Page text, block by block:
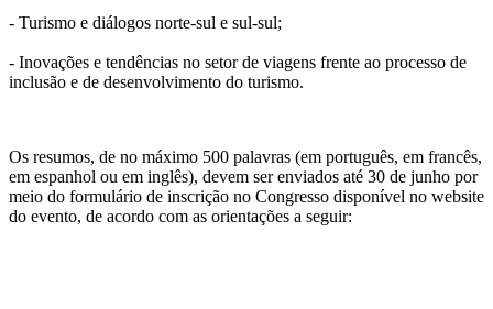
- Turismo e diálogos norte-sul e sul-sul;
- Inovações e tendências no setor de viagens frente ao processo de
inclusão e de desenvolvimento do turismo.
Os resumos, de no máximo 500 palavras (em português, em francês,
em espanhol ou em inglês), devem ser enviados até 30 de junho por
meio do formulário de inscrição no Congresso disponível no website
do evento, de acordo com as orientações a seguir: